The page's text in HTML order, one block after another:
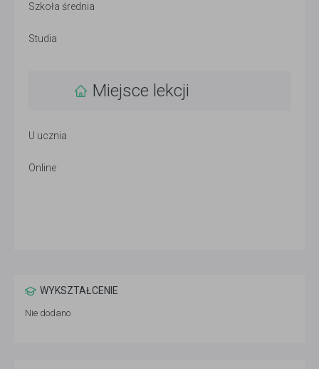
Szkoła średnia
Studia
Miejsce lekcji
U ucznia
Online
WYKSZTAŁCENIE
Nie dodano